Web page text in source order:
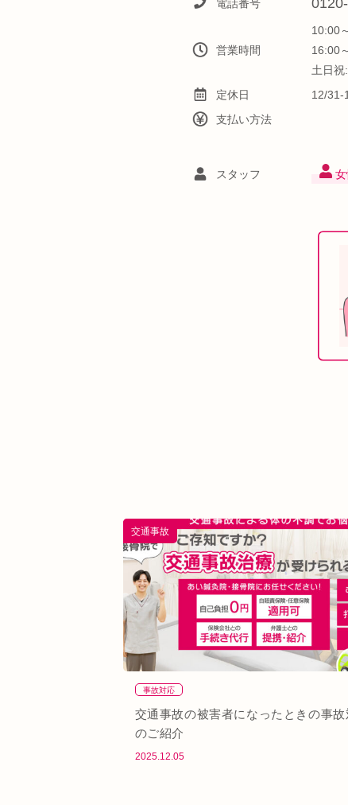
営業時間
10:00
16:00
土日
定休日
12/
支払い方法
スタッフ
交通事故
事故対応
交通事故の被害者になったときの事
のご紹介
2025.12.05